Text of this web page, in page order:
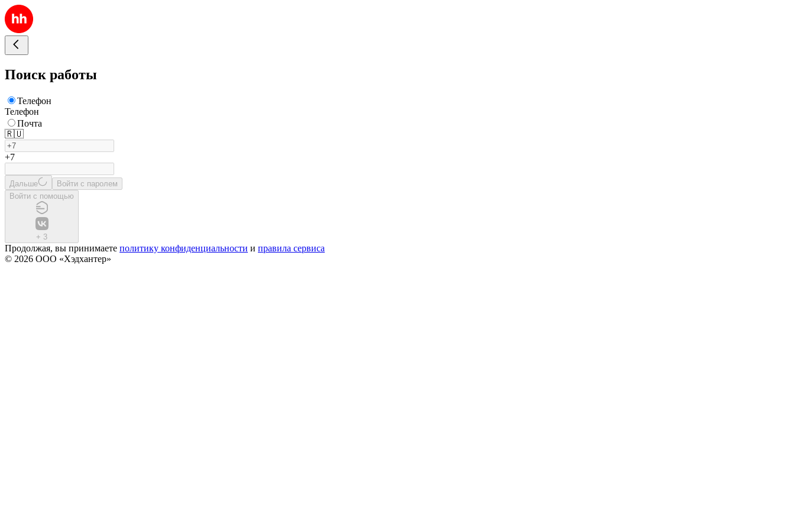
Поиск работы
Телефон
Телефон
Почта
🇷🇺
+7
Дальше
Войти с паролем
Войти с помощью
+ 3
Продолжая, вы принимаете политику конфиденциальности и правила сервиса
© 2026 ООО «Хэдхантер»